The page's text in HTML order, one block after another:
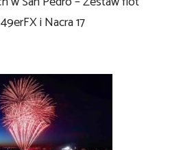
i Nacra 17